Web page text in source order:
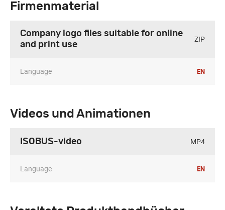
Firmenmaterial
Company logo files suitable for online
and print use
ZIP
Language EN
Videos und Animationen
ISOBUS-video MP4
Language EN